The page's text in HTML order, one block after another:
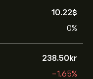
10.22‎$‎
0%
238.50‎kr‎
-1.65%